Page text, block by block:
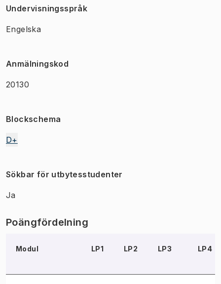
Undervisningsspråk
Engelska
Anmälningskod
20130
Blockschema
D+
Sökbar för utbytesstudenter
Ja
Poängfördelning
Modul LP1 LP2 LP3 LP4